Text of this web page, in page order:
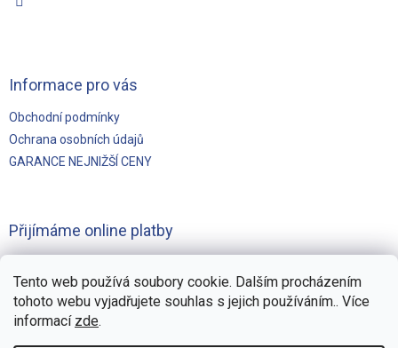
Tento web používá soubory cookie. Dalším procházením
tohoto webu vyjadřujete souhlas s jejich používáním.. Více
informací zde.
Informace pro vás
Obchodní podmínky
Ochrana osobních údajů
GARANCE NEJNIŽŠÍ CENY
Přijímáme online platby